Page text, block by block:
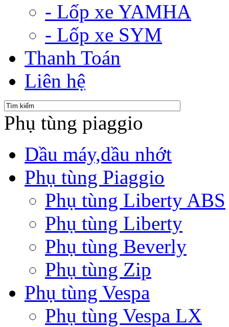
- Lốp xe YAMHA
- Lốp xe SYM
Thanh Toán
Liên hệ
Phụ tùng piaggio
Dầu máy,dầu nhớt
Phụ tùng Piaggio
Phụ tùng Liberty ABS
Phụ tùng Liberty
Phụ tùng Beverly
Phụ tùng Zip
Phụ tùng Vespa
Phụ tùng Vespa LX